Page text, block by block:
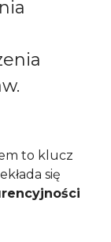
to klucz
się